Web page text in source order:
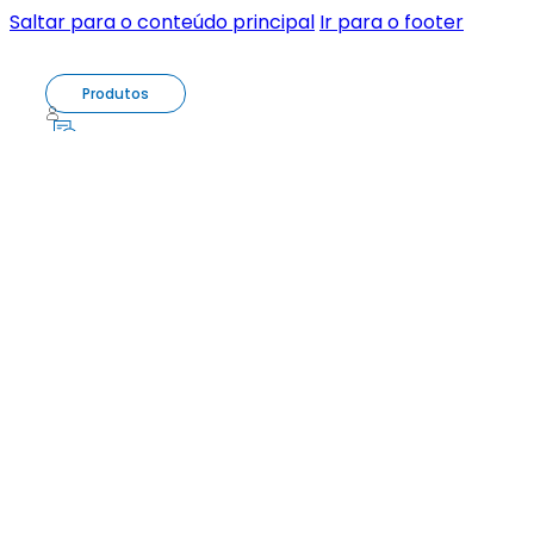
Saltar para o conteúdo principal Ir para o footer
Produtos